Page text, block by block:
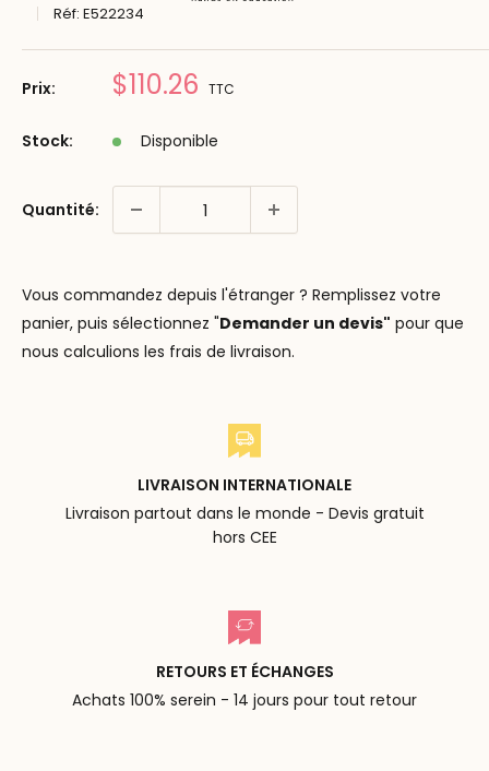
Réf: E522234
Prix: Prix
$110.26 TTC
Stock: Disponible
Quantité:
Vous commandez depuis l'étranger ? Remplissez votre
panier, puis sélectionnez "Demander un devis" pour que
nous calculions les frais de livraison.
LIVRAISON INTERNATIONALE
Livraison partout dans le monde - Devis gratuit
hors CEE
RETOURS ET ÉCHANGES
Achats 100% serein - 14 jours pour tout retour